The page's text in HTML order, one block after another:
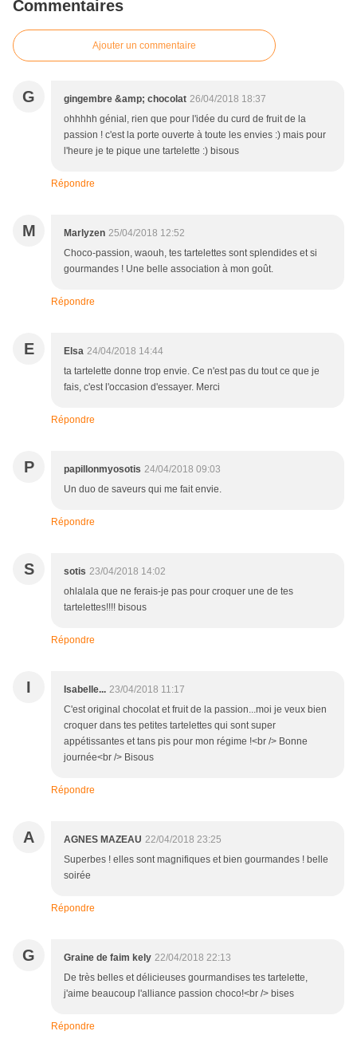
Commentaires
Ajouter un commentaire
G gingembre &amp; chocolat 26/04/2018 18:37
ohhhhh génial, rien que pour l'idée du curd de fruit de la
passion ! c'est la porte ouverte à toute les envies :) mais pour
l'heure je te pique une tartelette :) bisous
Répondre
M Marlyzen 25/04/2018 12:52
Choco-passion, waouh, tes tartelettes sont splendides et si
gourmandes ! Une belle association à mon goût.
Répondre
E Elsa 24/04/2018 14:44
ta tartelette donne trop envie. Ce n'est pas du tout ce que je
fais, c'est l'occasion d'essayer. Merci
Répondre
P papillonmyosotis 24/04/2018 09:03
Un duo de saveurs qui me fait envie.
Répondre
S sotis 23/04/2018 14:02
ohlalala que ne ferais-je pas pour croquer une de tes
tartelettes!!!! bisous
Répondre
I Isabelle... 23/04/2018 11:17
C'est original chocolat et fruit de la passion...moi je veux bien
croquer dans tes petites tartelettes qui sont super
appétissantes et tans pis pour mon régime !<br /> Bonne
journée<br /> Bisous
Répondre
A AGNES MAZEAU 22/04/2018 23:25
Superbes ! elles sont magnifiques et bien gourmandes ! belle
soirée
Répondre
G Graine de faim kely 22/04/2018 22:13
De très belles et délicieuses gourmandises tes tartelette,
j'aime beaucoup l'alliance passion choco!<br /> bises
Répondre